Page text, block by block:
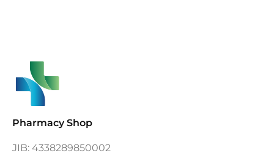
Pharmacy Shop
JIB: 4338289850002